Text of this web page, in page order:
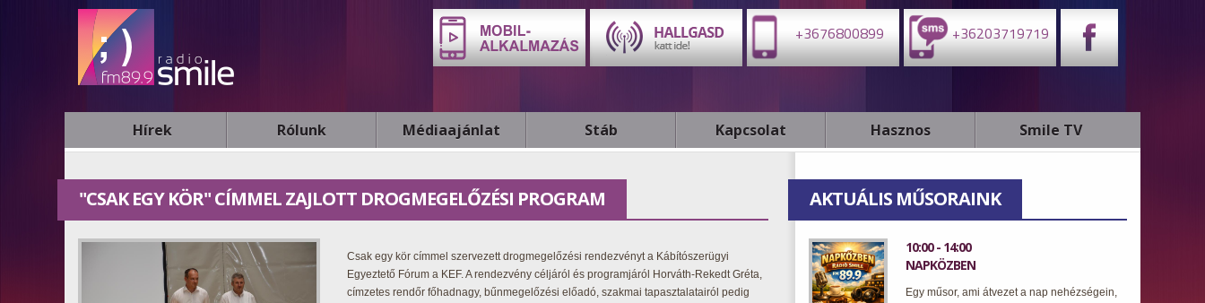
+3676800899 +36203719719
Hírek Rólunk Médiaajánlat Stáb Kapcsolat Hasznos Smile TV
"CSAK EGY KÖR" CÍMMEL ZAJLOTT DROGMEGELŐZÉSI PROGRAM
Csak egy kör címmel szervezett drogmegelőzési rendezvényt a Kábítószerügyi
Egyeztető Fórum a KEF. A rendezvény céljáról és programjáról Horváth-Rekedt Gréta,
címzetes rendőr főhadnagy, bűnmegelőzési előadó, szakmai tapasztalatairól pedig
AKTUÁLIS MŰSORAINK
10:00 - 14:00
NAPKÖZBEN
Egy műsor, ami átvezet a nap nehézségein,